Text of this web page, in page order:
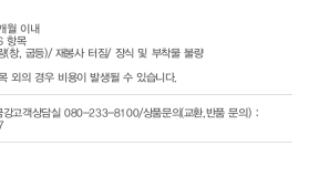
월 이내
외의 경우 비용이 발생될 수 있습니다.
고객상담실 080-233-8100/상품문의(교환,반품 문의) :